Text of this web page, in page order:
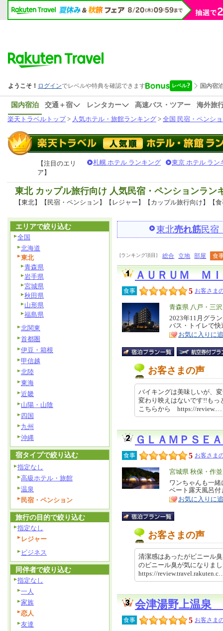
国内宿泊 交通＋宿 レンタカー 高速バス・ツアー
海外旅
楽天トラベルトップ> 人気ホテル・旅館ランキング > 全国 民宿・ペンシ
【注目のエリ
ア】
札幌 ホテル ランキング 東京 ホテル ラン
東北 カップル旅行向け 人気民宿・ペンションラン
【東北】【民宿・ペンション】【レジャー】【カップル旅行向け】【
東北売れ筋民宿
[ランキング項目] 総合 立地 部屋 食
ＡＵＲＵＭ Ｍ
食事 5 お客さま
エ
リ
ア
青森県 八戸・三
特
徴
2023年11月グラ
バス・トイレで快
お気に入りに
お客さまの声
バイキングは美味しいが、
変わり映えはないです!!もっ
こちらから https://
ＧＬＡＭＰＳＥ
食事 5 お客さま
エ
リ
ア
宮城県 秋保・作並
特
徴
ワンちゃんも一
ベート露天風呂
お気に入りに
お客さまの声
清潔感はあったがビニール
のビニール臭が気になりま
https://
会津湯野上温泉
食事 5 お客さま
エリアで絞り込む
全国
北海道
東北
青森県
岩手県
宮城県
秋田県
山形県
福島県
北関東
首都圏
伊豆・箱根
甲信越
北陸
東海
近畿
山陽・山陰
四国
九州
沖縄
宿タイプで絞り込む
指定なし
高級ホテル・旅館
温泉
民宿・ペンション
旅行の目的で絞り込む
指定なし
レジャー
ビジネス
同伴者で絞り込む
指定なし
一人
家族
恋人
友達